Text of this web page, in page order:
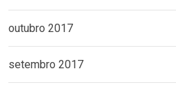
outubro 2017
setembro 2017